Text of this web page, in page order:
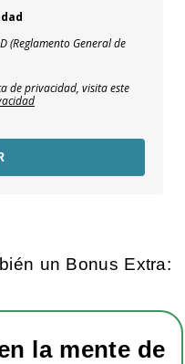
(Reglamento General de
de privacidad, visita este
un Bonus Extra:
la mente de